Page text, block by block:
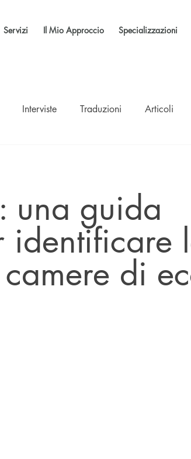
Servizi Il Mio Approccio Specializzazioni
Interviste Traduzioni Articoli
una guida
identificare
di